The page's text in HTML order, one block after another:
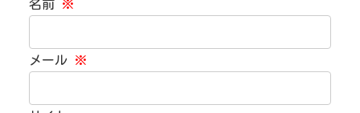
名前 ※
メール ※